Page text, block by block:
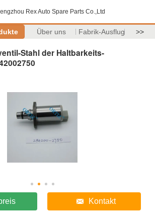
Rex Auto Spare Parts Co.,Ltd
Über uns Fabrik-Ausflug >>
Stahl der Haltbarkeits-
Kontakt